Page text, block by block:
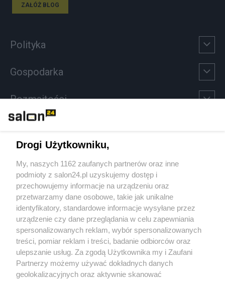
ZAŁÓŻ BLOG
Polityka
Gospodarka
Rozmaitości
Sport
Społeczeństwo
Kultura
X Facebook Instagram Youtube
Drogi Użytkowniku,
My, naszych 1162 zaufanych partnerów oraz inne
podmioty z salon24.pl uzyskujemy dostęp i
przechowujemy informacje na urządzeniu oraz
przetwarzamy dane osobowe, takie jak unikalne
identyfikatory, standardowe informacje wysyłane przez
urządzenie czy dane przeglądania w celu zapewniania
spersonalizowanych reklam, wybór spersonalizowanych
treści, pomiar reklam i treści, badanie odbiorców oraz
ulepszanie usług. Za zgodą Użytkownika my i Zaufani
Partnerzy możemy używać dokładnych danych
geolokalizacyjnych oraz aktywnie skanować